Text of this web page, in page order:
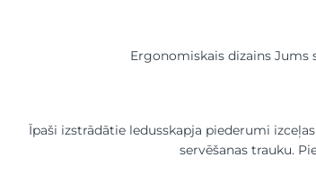
Ergonomiskais dizains
Īpaši izstrādātie ledusskapja piederumi
servēšanas trauku.